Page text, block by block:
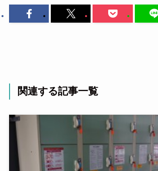
関連する記事一覧